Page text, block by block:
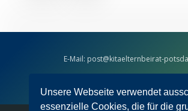
Unsere Webseite verwendet
essenzielle Cookies, die für die
E-Mail: post@kitaelternbeirat-
facebook-Messenger: